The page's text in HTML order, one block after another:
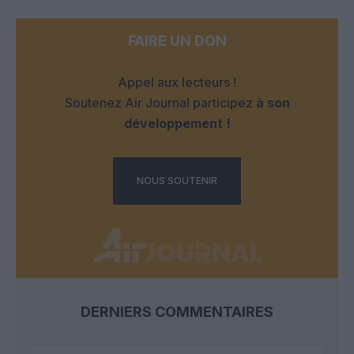
FAIRE UN DON
Appel aux lecteurs !
Soutenez Air Journal participez à son
développement !
NOUS SOUTENIR
DERNIERS COMMENTAIRES